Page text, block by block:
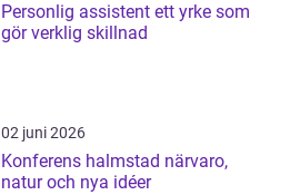
Personlig assistent ett yrke som
gör verklig skillnad
02 juni 2026
Konferens halmstad närvaro,
natur och nya idéer